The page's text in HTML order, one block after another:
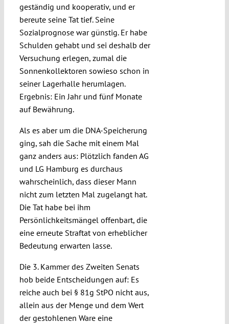
geständig und kooperativ, und er
bereute seine Tat tief. Seine
Sozialprognose war günstig. Er habe
Schulden gehabt und sei deshalb der
Versuchung erlegen, zumal die
Sonnenkollektoren sowieso schon in
seiner Lagerhalle herumlagen.
Ergebnis: Ein Jahr und fünf Monate
auf Bewährung.
Als es aber um die DNA-Speicherung
ging, sah die Sache mit einem Mal
ganz anders aus: Plötzlich fanden AG
und LG Hamburg es durchaus
wahrscheinlich, dass dieser Mann
nicht zum letzten Mal zugelangt hat.
Die Tat habe bei ihm
Persönlichkeitsmängel offenbart, die
eine erneute Straftat von erheblicher
Bedeutung erwarten lasse.
Die 3. Kammer des Zweiten Senats
hob beide Entscheidungen auf: Es
reiche auch bei § 81g StPO nicht aus,
allein aus der Menge und dem Wert
der gestohlenen Ware eine